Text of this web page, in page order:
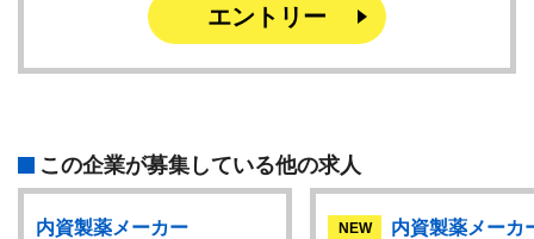
エントリー
この企業が募集している他の求人
内資製薬メーカー
NEW
内資製薬メーカ